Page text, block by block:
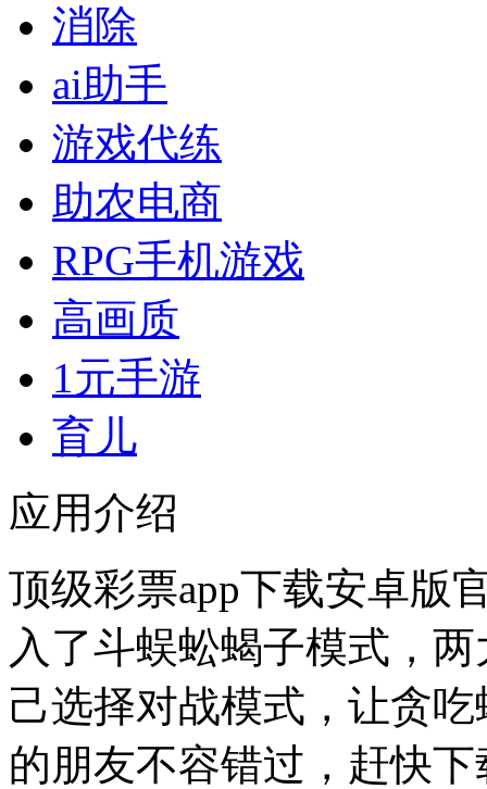
消除
ai助手
游戏代练
助农电商
RPG手机游戏
高画质
1元手游
育儿
应用介绍
顶级彩票app下载安卓版
入了斗蜈蚣蝎子模式，
己选择对战模式，让贪
的朋友不容错过，赶快下